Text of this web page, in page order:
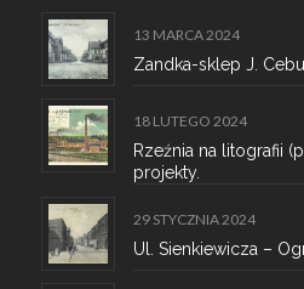
13 MARCA 2024
Zandka-sklep J.
18 LUTEGO 2024
Rzeźnia na litografii
projekty.
29 STYCZNIA 2024
Ul. Sienkiewicza –